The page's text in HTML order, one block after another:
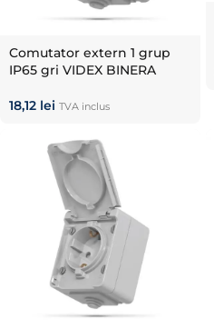
Comutator extern 1 grup
IP65 gri VIDEX BINERA
18,12 lei TVA inclus